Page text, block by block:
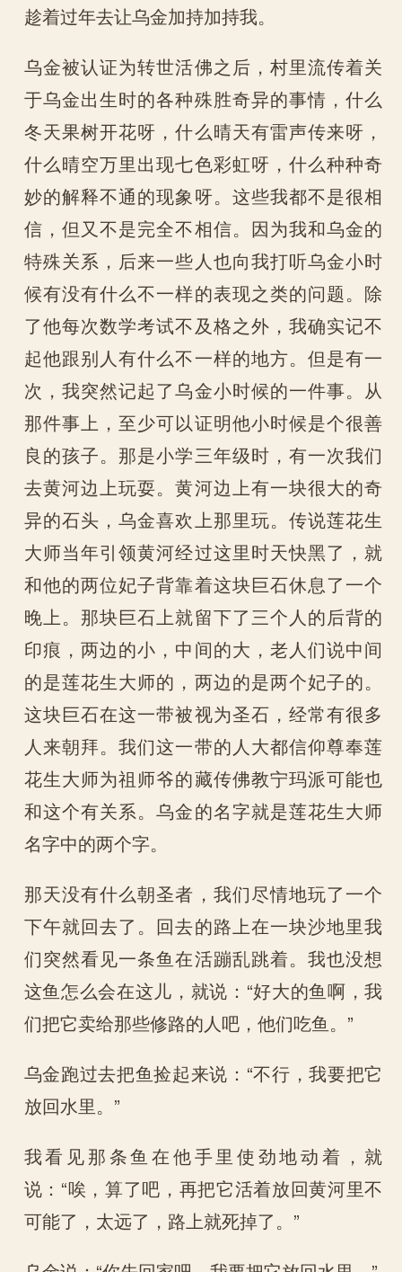
趁着过年去让乌金加持加持我。
乌金被认证为转世活佛之后，村里流传着关
于乌金出生时的各种殊胜奇异的事情，什么
冬天果树开花呀，什么晴天有雷声传来呀，
什么晴空万里出现七色彩虹呀，什么种种奇
妙的解释不通的现象呀。这些我都不是很相
信，但又不是完全不相信。因为我和乌金的
特殊关系，后来一些人也向我打听乌金小时
候有没有什么不一样的表现之类的问题。除
了他每次数学考试不及格之外，我确实记不
起他跟别人有什么不一样的地方。但是有一
次，我突然记起了乌金小时候的一件事。从
那件事上，至少可以证明他小时候是个很善
良的孩子。那是小学三年级时，有一次我们
去黄河边上玩耍。黄河边上有一块很大的奇
异的石头，乌金喜欢上那里玩。传说莲花生
大师当年引领黄河经过这里时天快黑了，就
和他的两位妃子背靠着这块巨石休息了一个
晚上。那块巨石上就留下了三个人的后背的
印痕，两边的小，中间的大，老人们说中间
的是莲花生大师的，两边的是两个妃子的。
这块巨石在这一带被视为圣石，经常有很多
人来朝拜。我们这一带的人大都信仰尊奉莲
花生大师为祖师爷的藏传佛教宁玛派可能也
和这个有关系。乌金的名字就是莲花生大师
名字中的两个字。
那天没有什么朝圣者，我们尽情地玩了一个
下午就回去了。回去的路上在一块沙地里我
们突然看见一条鱼在活蹦乱跳着。我也没想
这鱼怎么会在这儿，就说：“好大的鱼啊，我
们把它卖给那些修路的人吧，他们吃鱼。”
乌金跑过去把鱼捡起来说：“不行，我要把它
放回水里。”
我看见那条鱼在他手里使劲地动着，就
说：“唉，算了吧，再把它活着放回黄河里不
可能了，太远了，路上就死掉了。”